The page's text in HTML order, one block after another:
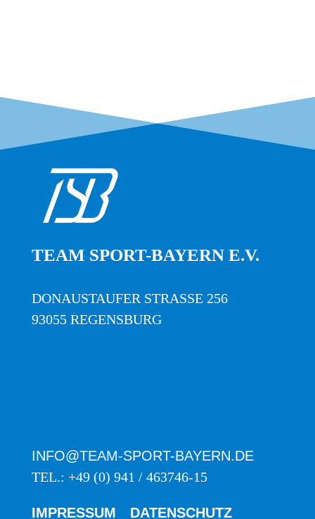
TEAM SPORT-BAYERN E.V.
DONAUSTAUFER STRASSE 256
93055 REGENSBURG
INFO@TEAM-SPORT-BAYERN.DE
TEL.: +49 (0) 941 / 463746-15
IMPRESSUM DATENSCHUTZ